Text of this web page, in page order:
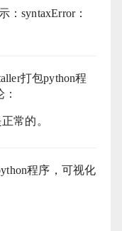
：syntaxError：
打包python程
常的。
程序，可视化